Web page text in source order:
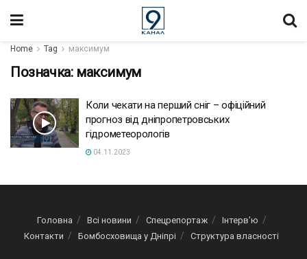
Home Tag максимум
Позначка: максимум
Коли чекати на перший сніг – офіційний
прогноз від дніпропетровських
гідрометеорологів
04.11.2023
Головна Всі новини Спецрепортаж
Інтерв’ю
Контакти
Бомбосховища у Дніпрі Структура власності